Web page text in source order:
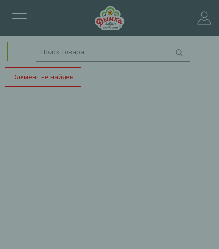
Элемент не найден